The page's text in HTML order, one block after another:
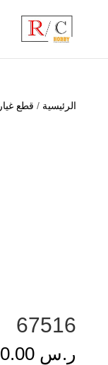
الرئيسية / قطع غيار
67516
ر.س